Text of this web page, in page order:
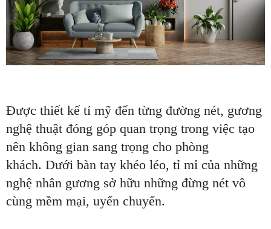
Được thiết kế tỉ mỹ đến từng đường nét, gương
nghệ thuật đóng góp quan trọng trong việc tạo
nên không gian sang trọng cho phòng
khách. Dưới bàn tay khéo léo, tỉ mỉ của những
nghệ nhân gương sở hữu những đừng nét vô
cùng mềm mại, uyển chuyển.